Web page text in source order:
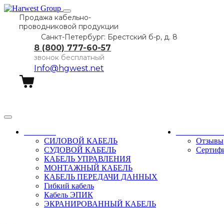
Продажа кабельно-
проводниковой продукции
Санкт-Петербург: Брестский б-р, д. 8
8 (800) 777-60-57
звонок бесплатный
Info@hgwest.net
СИЛОВОЙ КАБЕЛЬ
СУДОВОЙ КАБЕЛЬ
КАБЕЛЬ УПРАВЛЕНИЯ
МОНТАЖНЫЙ КАБЕЛЬ
КАБЕЛЬ ПЕРЕДАЧИ ДАННЫХ
Гибкий кабель
Кабель ЭПИК
ЭКРАНИРОВАННЫЙ КАБЕЛЬ
Отзывы